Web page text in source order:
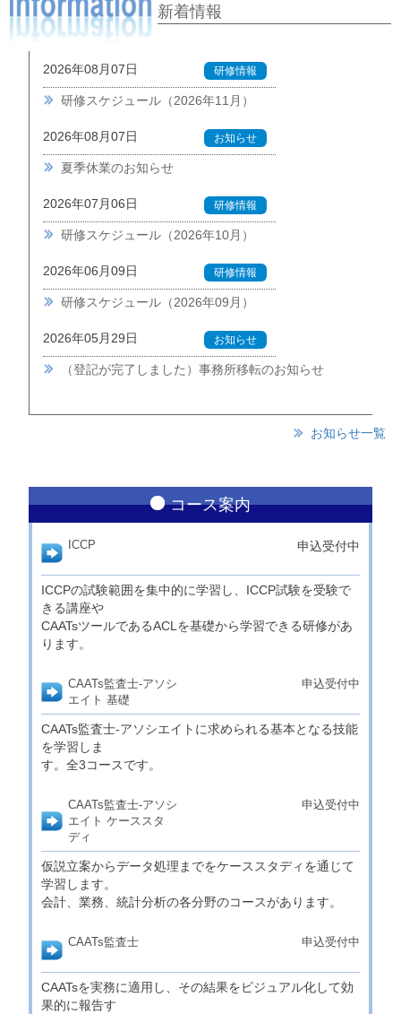
新着情報
2026年08月07日 研修情報
研修スケジュール（2026年11月）
2026年08月07日 お知らせ
夏季休業のお知らせ
2026年07月06日 研修情報
研修スケジュール（2026年10月）
2026年06月09日 研修情報
研修スケジュール（2026年09月）
2026年05月29日 お知らせ
（登記が完了しました）事務所移転のお知らせ
お知らせ一覧
コース案内
ICCP 申込受付中
ICCPの試験範囲を集中的に学習し、ICCP試験を受験で
きる講座や
CAATsツールであるACLを基礎から学習できる研修があ
ります。
CAATs監査士-アソシ
エイト 基礎
申込受付中
CAATs監査士-アソシエイトに求められる基本となる技能
を学習しま
す。全3コースです。
CAATs監査士-アソシ
エイト ケーススタ
ディ
申込受付中
仮説立案からデータ処理までをケーススタディを通じて
学習します。
会計、業務、統計分析の各分野のコースがあります。
CAATs監査士 申込受付中
CAATsを実務に適用し、その結果をビジュアル化して効
果的に報告す